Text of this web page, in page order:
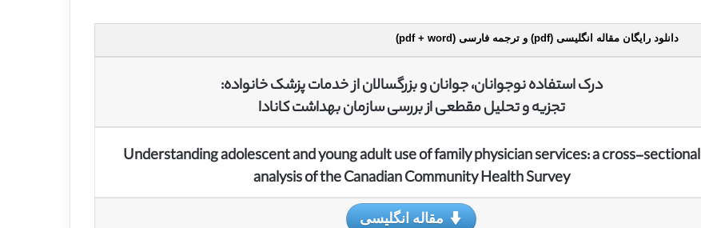
دانلود رایگان مقاله انگلیسی (pdf) و ترجمه فارسی (pdf + word)
درک استفاده نوجوانان، جوانان و بزرگسالان از خدمات پزشک خانواده:
تجزیه و تحلیل مقطعی از بررسی سازمان بهداشت کانادا
Understanding adolescent and young adult use of family physician services: a cross-sectional
analysis of the Canadian Community Health Survey
مقاله انگلیسی